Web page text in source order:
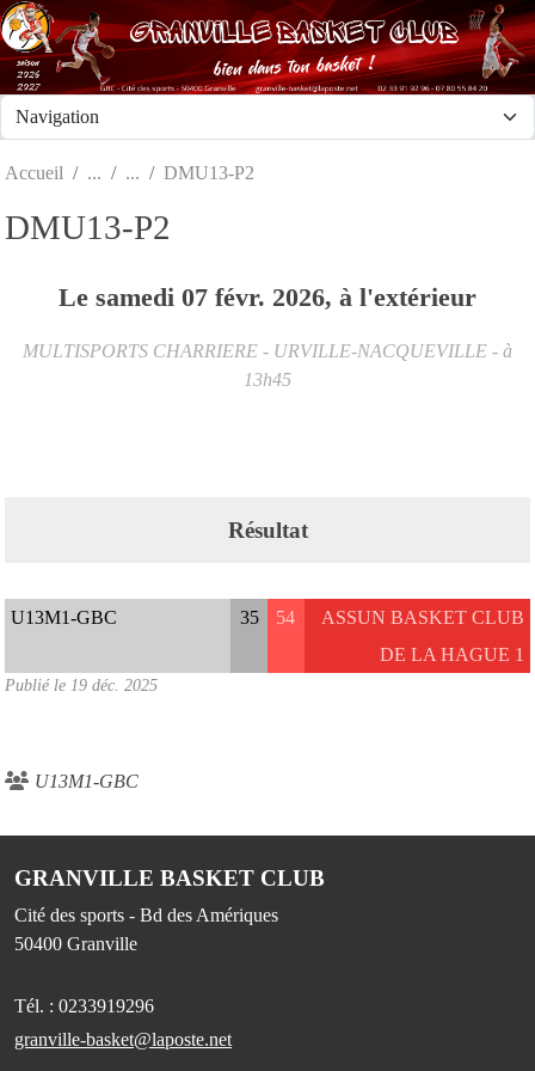
Accueil DMU13-P2
DMU13-P2
Le samedi 07 févr. 2026, à l'extérieur
MULTISPORTS CHARRIERE - URVILLE-NACQUEVILLE - à
13h45
Résultat
U13M1-GBC 35 54
ASSUN BASKET CLUB
DE LA HAGUE 1
Publié le 19 déc. 2025
U13M1-GBC
GRANVILLE BASKET CLUB
Cité des sports - Bd des Amériques
50400 Granville
Tél. : 0233919296
granville-basket@laposte.net
Panneau de gestion des cookies